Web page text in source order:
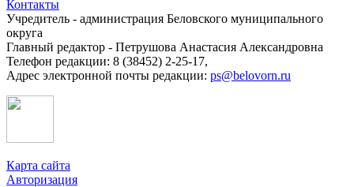
Контакты
Учредитель - администрация Беловского муниципального
округа
Главный редактор - Петрушова Анастасия Александровна
Телефон редакции: 8 (38452) 2-25-17,
Адрес электронной почты редакции: ps@belovorn.ru
Карта сайта
Авторизация